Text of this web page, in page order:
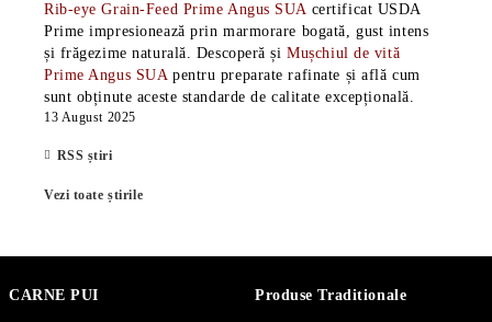
Rib-eye Grain-Feed Prime Angus SUA certificat USDA
Prime impresionează prin marmorare bogată, gust intens
și frăgezime naturală. Descoperă șiMușchiul de vită
Prime Angus SUA pentru preparate rafinate și află cum
sunt obținute aceste standarde de calitate excepțională.
13 August 2025
RSS știri
Vezi toate știrile
CARNE PUI Produse Traditionale